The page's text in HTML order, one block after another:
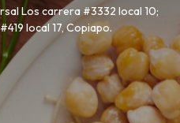
Los carrera #3332 local 10;
local 17, Copiapo.